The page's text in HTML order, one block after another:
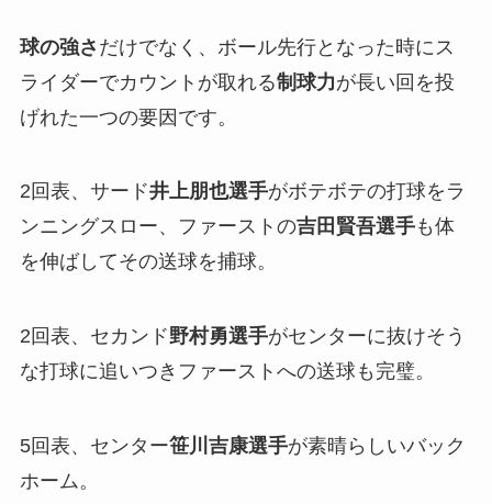
球の強さ だけでなく、ボール先行となった時にス
ライダーでカウントが取れる制球力が長い回を投
げれた一つの要因です。
2回表、サード井上朋也選手がボテボテの打球をラ
ンニングスロー、ファーストの吉田賢吾選手も体
を伸ばしてその送球を捕球。
2回表、セカンド野村勇選手がセンターに抜けそう
な打球に追いつきファーストへの送球も完璧。
5回表、センター笹川吉康選手が素晴らしいバック
ホーム。